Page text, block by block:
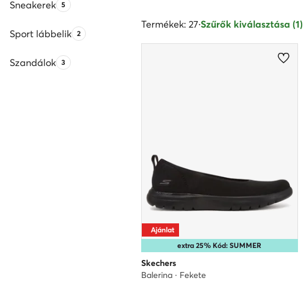
SneakerekTermékek száma:
5
Sport lábbelikTermékek száma:
2
SzandálokTermékek száma:
3
Termékek: 27·Szűrők kiválasztása (1)
extra 25% Kód: SUMMER
Ajánlat
Skechers
Balerina · Fekete